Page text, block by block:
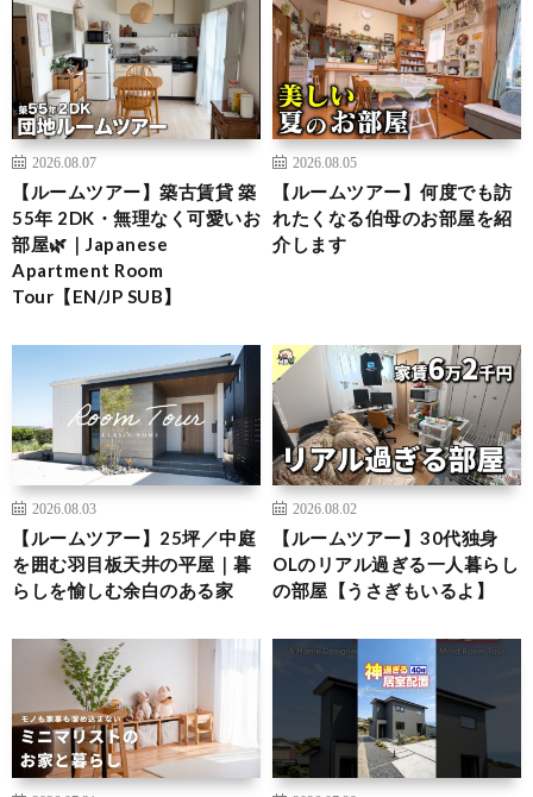
2026.08.07
【ルームツアー】築古賃貸 築
55年 2DK・無理なく可愛いお
部屋🌿｜Japanese
Apartment Room
Tour【EN/JP SUB】
2026.08.05
【ルームツアー】何度でも訪
れたくなる伯母のお部屋を紹
介します
2026.08.03
【ルームツアー】25坪／中庭
を囲む羽目板天井の平屋｜暮
らしを愉しむ余白のある家
2026.08.02
【ルームツアー】30代独身
OLのリアル過ぎる一人暮らし
の部屋【うさぎもいるよ】